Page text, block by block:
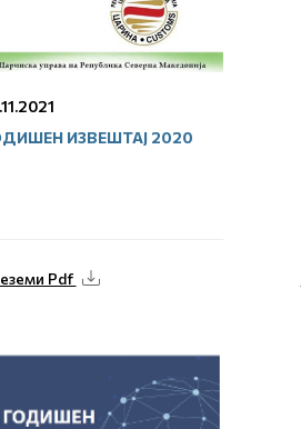
ИЗВЕШТАЈ 2020
Pdf